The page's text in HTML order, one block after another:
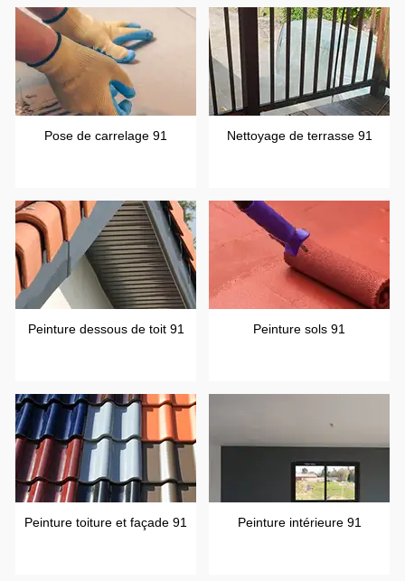
Pose de carrelage 91 Nettoyage de terrasse 91
Peinture dessous de toit 91 Peinture sols 91
Peinture toiture et façade 91 Peinture intérieure 91